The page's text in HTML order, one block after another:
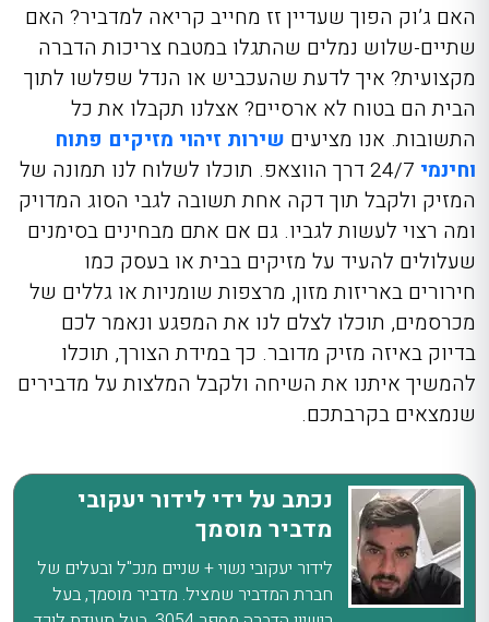
האם ג’וק הפוך שעדיין זז מחייב קריאה למדביר? האם
שתיים-שלוש נמלים שהתגלו במטבח צריכות הדברה
מקצועית? איך לדעת שהעכביש או הנדל שפלשו לתוך
הבית הם בטוח לא ארסיים? אצלנו תקבלו את כל
התשובות. אנו מציעים שירות זיהוי מזיקים פתוח
וחינמי
24/7 דרך הווצאפ. תוכלו לשלוח לנו תמונה של
המזיק ולקבל תוך דקה אחת תשובה לגבי הסוג המדויק
ומה רצוי לעשות לגביו. גם אם אתם מבחינים בסימנים
שעלולים להעיד על מזיקים בבית או בעסק כמו
חירורים באריזות מזון, מרצפות שומניות או גללים של
מכרסמים, תוכלו לצלם לנו את המפגע ונאמר לכם
בדיוק באיזה מזיק מדובר. כך במידת הצורך, תוכלו
להמשיך איתנו את השיחה ולקבל המלצות על מדבירים
שנמצאים בקרבתכם.
נכתב על ידי לידור יעקובי
מדביר מוסמך
לידור יעקובי נשוי + שניים מנכ"ל ובעלים של
חברת המדביר שמציל. מדביר מוסמך, בעל